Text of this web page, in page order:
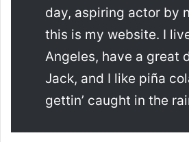
day, aspiring actor by
this is my website. I
Angeles, have a great
Jack, and I like piña
gettin’ caught in the